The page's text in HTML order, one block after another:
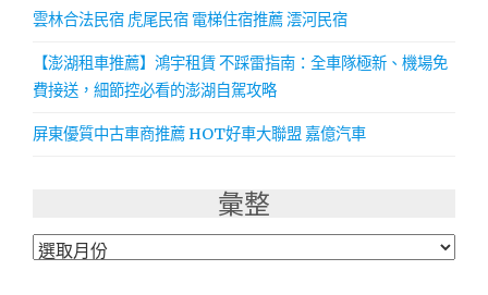
雲林合法民宿 虎尾民宿 電梯住宿推薦 澐河民宿
【澎湖租車推薦】鴻宇租賃 不踩雷指南：全車隊極新、機場免
費接送，細節控必看的澎湖自駕攻略
屏東優質中古車商推薦 HOT好車大聯盟 嘉億汽車
彙整
彙